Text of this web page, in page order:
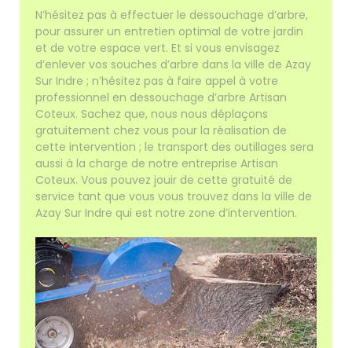
N’hésitez pas à effectuer le dessouchage d’arbre,
pour assurer un entretien optimal de votre jardin
et de votre espace vert. Et si vous envisagez
d’enlever vos souches d’arbre dans la ville de Azay
Sur Indre ; n’hésitez pas à faire appel à votre
professionnel en dessouchage d’arbre Artisan
Coteux. Sachez que, nous nous déplaçons
gratuitement chez vous pour la réalisation de
cette intervention ; le transport des outillages sera
aussi à la charge de notre entreprise Artisan
Coteux. Vous pouvez jouir de cette gratuité de
service tant que vous vous trouvez dans la ville de
Azay Sur Indre qui est notre zone d’intervention.